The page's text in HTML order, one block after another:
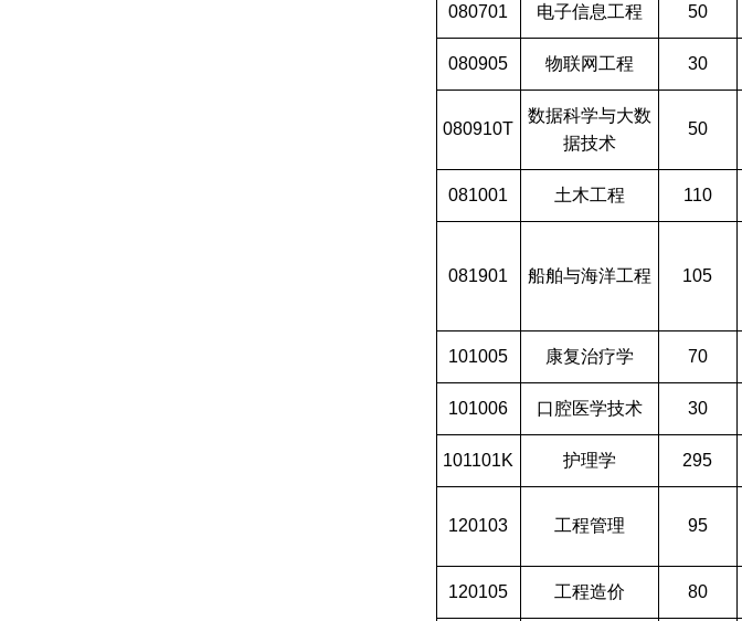
080701 电子信息工程 50
080905 物联网工程 30
080910T
数据科学与大数
据技术
50
081001 土木工程 110
081901 船舶与海洋工程 105
101005 康复治疗学 70
101006 口腔医学技术 30
101101K 护理学 295
120103 工程管理 95
120105 工程造价 80